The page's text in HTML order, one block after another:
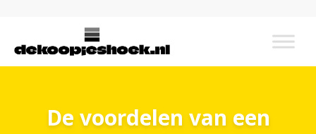
De voordelen van een